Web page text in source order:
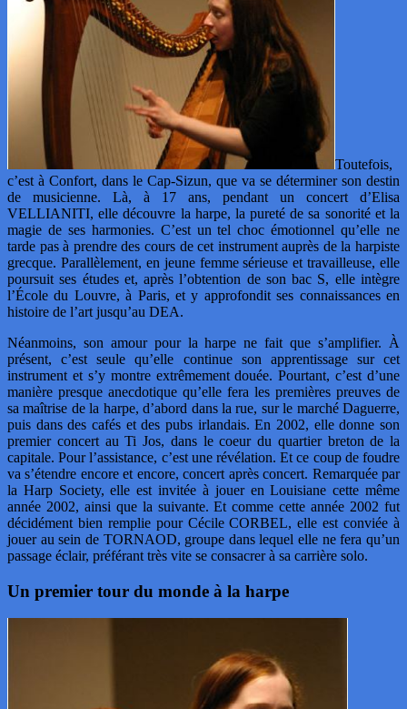
Toutefois,
c’est à Confort, dans le Cap-Sizun, que va se déterminer son destin
de musicienne. Là, à 17 ans, pendant un concert d’Elisa
VELLIANITI, elle découvre la harpe, la pureté de sa sonorité et la
magie de ses harmonies. C’est un tel choc émotionnel qu’elle ne
tarde pas à prendre des cours de cet instrument auprès de la harpiste
grecque. Parallèlement, en jeune femme sérieuse et travailleuse, elle
poursuit ses études et, après l’obtention de son bac S, elle intègre
l’École du Louvre, à Paris, et y approfondit ses connaissances en
histoire de l’art jusqu’au DEA.
Néanmoins, son amour pour la harpe ne fait que s’amplifier. À
présent, c’est seule qu’elle continue son apprentissage sur cet
instrument et s’y montre extrêmement douée. Pourtant, c’est d’une
manière presque anecdotique qu’elle fera les premières preuves de
sa maîtrise de la harpe, d’abord dans la rue, sur le marché Daguerre,
puis dans des cafés et des pubs irlandais. En 2002, elle donne son
premier concert au Ti Jos, dans le coeur du quartier breton de la
capitale. Pour l’assistance, c’est une révélation. Et ce coup de foudre
va s’étendre encore et encore, concert après concert. Remarquée par
la Harp Society, elle est invitée à jouer en Louisiane cette même
année 2002, ainsi que la suivante. Et comme cette année 2002 fut
décidément bien remplie pour Cécile CORBEL, elle est conviée à
jouer au sein de TORNAOD, groupe dans lequel elle ne fera qu’un
passage éclair, préférant très vite se consacrer à sa carrière solo.
Un premier tour du monde à la harpe